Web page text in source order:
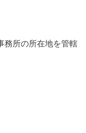
務所の所在地を管轄